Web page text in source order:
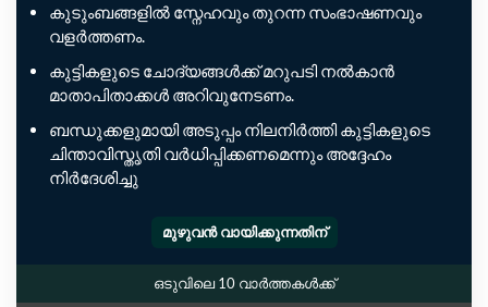
കുടുംബങ്ങളിൽ സ്നേഹവും തുറന്ന സംഭാഷണവും
വളർത്തണം.
കുട്ടികളുടെ ചോദ്യങ്ങൾക്ക് മറുപടി നൽകാൻ
മാതാപിതാക്കൾ അറിവുനേടണം.
ബന്ധുക്കളുമായി അടുപ്പം നിലനിർത്തി കുട്ടികളുടെ
ചിന്താവിസ്തൃതി വർധിപ്പിക്കണമെന്നും അദ്ദേഹം
നിർദേശിച്ചു
മുഴുവൻ വായിക്കുന്നതിന്
ഒടുവിലെ 10 വാർത്തകൾക്ക്